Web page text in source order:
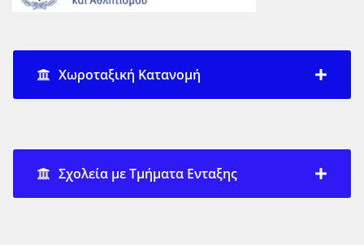
Χωροταξική Κατανομή
Σχολεία με Τμήματα Ενταξης